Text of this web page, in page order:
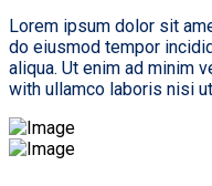
Lorem ipsum dolor sit
do eiusmod tempor
aliqua. Ut enim ad minim
with ullamco laboris nisi